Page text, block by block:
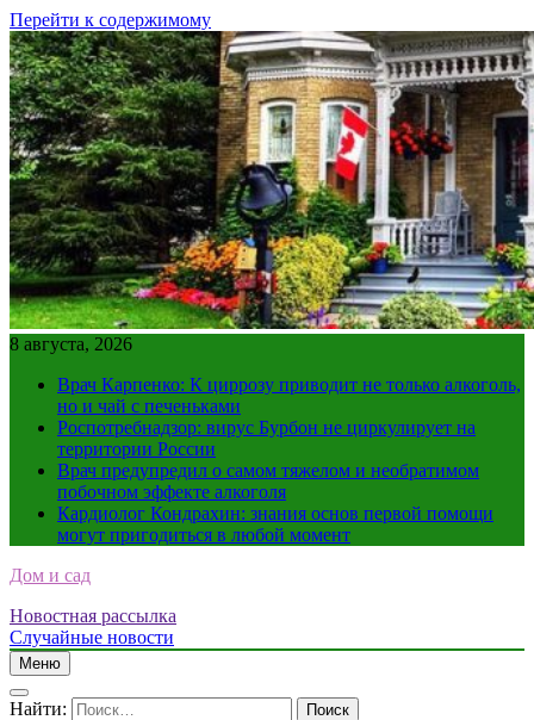
Перейти к содержимому
8 августа, 2026
Врач Карпенко: К циррозу приводит не только алкоголь,
но и чай с печеньками
Роспотребнадзор: вирус Бурбон не циркулирует на
территории России
Врач предупредил о самом тяжелом и необратимом
побочном эффекте алкоголя
Кардиолог Кондрахин: знания основ первой помощи
могут пригодиться в любой момент
Дом и сад
Новостная рассылка
Случайные новости
Меню
Найти: